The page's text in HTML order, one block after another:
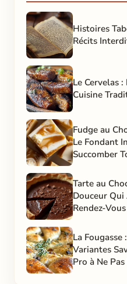
Histoires
Récits
Le Cervelas
Cuisine
Fudge au
Le Fondant
Succomber
Tarte au
Douceur Qui
Rendez-Vous
La
Variantes
Pro à Ne